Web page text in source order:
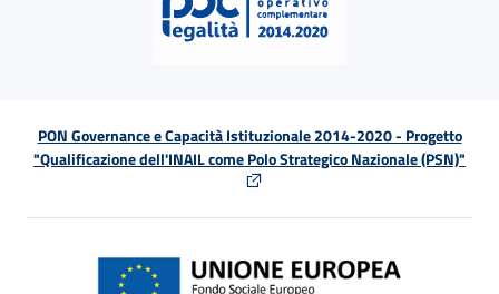
PON Governance e Capacità Istituzionale 2014-2020 - Progetto
"Qualificazione dell'INAIL come Polo Strategico Nazionale (PSN)"